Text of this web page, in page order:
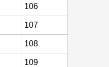
106
107
108
109